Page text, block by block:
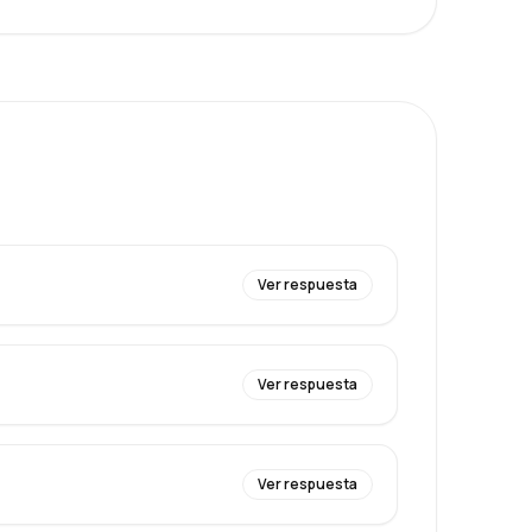
Ver respuesta
Ver respuesta
Ver respuesta